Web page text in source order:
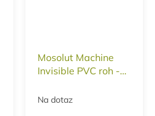
Mosolut Machine
Invisible PVC roh -
Na dotaz